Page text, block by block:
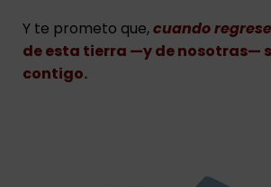
Y te prometo que,cuando
de esta tierra —y de nosotras—
contigo.